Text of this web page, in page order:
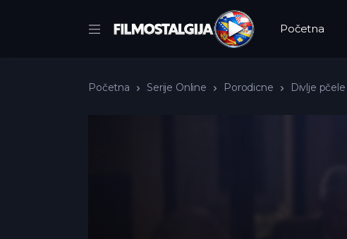
Početna
Početna Serije Online Porodicne Divlje pčele